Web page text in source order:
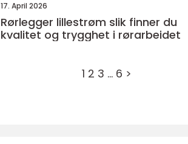
17. April 2026
Rørlegger lillestrøm slik finner du
kvalitet og trygghet i rørarbeidet
1 2 3 … 6 >